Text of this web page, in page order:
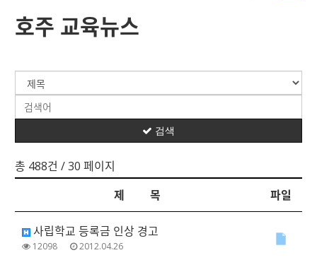
호주 교육뉴스
총 488건 / 30 페이지
검색
제 목 파일
사립학교 등록금 인상 경고
12098 2012.04.26